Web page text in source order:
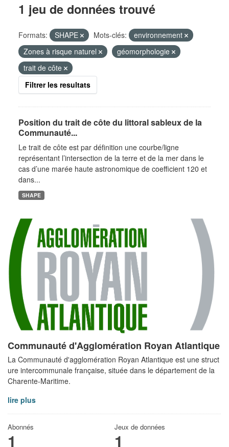
Communauté d'Agglomération Royan Atlantique
La Communauté d'agglomération Royan Atlantique est une struct
ure intercommunale française, située dans le département de la
Charente-Maritime.
lire plus
Abonnés
1
Jeux de données
1
1 jeu de données trouvé
Formats: SHAPE Mots-clés:
environnement
Zones à risque naturel
géomorphologie
trait de côte
Filtrer les resultats
Position du trait de côte du littoral sableux de la
Communauté...
Le trait de côte est par définition une courbe/ligne
représentant l’intersection de la terre et de la mer dans le
cas d’une marée haute astronomique de coefficient 120 et
dans...
SHAPE